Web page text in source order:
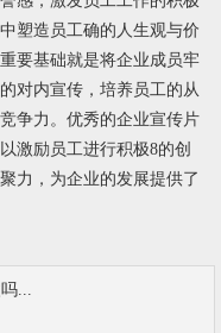
塑造员工确的人生观与价
要基础就是将企业成员牢
对内宣传，培养员工的从
争力。优秀的企业宣传片
激励员工进行积极8的创
力，为企业的发展提供了
...